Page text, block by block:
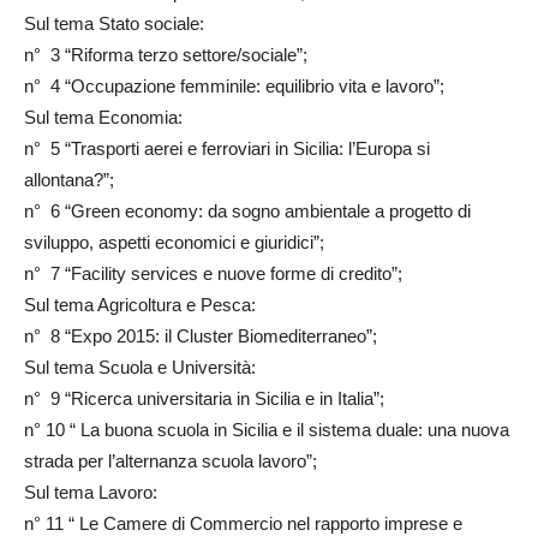
Sul tema Stato sociale:
n° 3 “Riforma terzo settore/sociale”;
n° 4 “Occupazione femminile: equilibrio vita e lavoro”;
Sul tema Economia:
n° 5 “Trasporti aerei e ferroviari in Sicilia: l’Europa si
allontana?”;
n° 6 “Green economy: da sogno ambientale a progetto di
sviluppo, aspetti economici e giuridici”;
n° 7 “Facility services e nuove forme di credito”;
Sul tema Agricoltura e Pesca:
n° 8 “Expo 2015: il Cluster Biomediterraneo”;
Sul tema Scuola e Università:
n° 9 “Ricerca universitaria in Sicilia e in Italia”;
n° 10 “ La buona scuola in Sicilia e il sistema duale: una nuova
strada per l’alternanza scuola lavoro”;
Sul tema Lavoro:
n° 11 “ Le Camere di Commercio nel rapporto imprese e